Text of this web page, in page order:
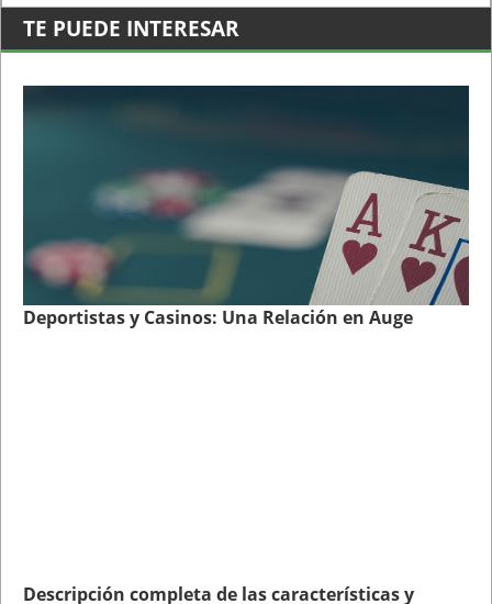
TE PUEDE INTERESAR
Deportistas y Casinos: Una Relación en Auge
Descripción completa de las características y